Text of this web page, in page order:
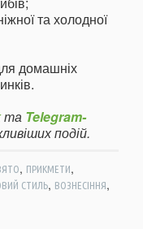
та холодної
домашніх
та Telegram-
подій.
, ПРИКМЕТИ,
СТИЛЬ, ВОЗНЕСІННЯ,